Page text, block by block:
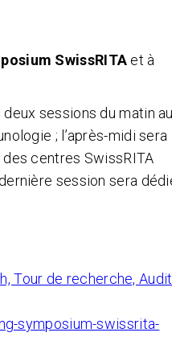
SwissRITA et à
sessions du matin
; l’après-midi sera
centres SwissRITA
session sera
Tour de recherche,
symposium-swissrita-